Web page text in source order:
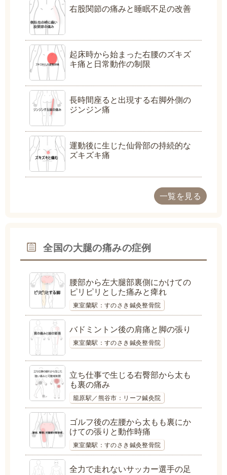
右股関節の痛みと睡眠不足の改善
起床時から始まった右腰のズキズ
キ痛と日常動作の制限
長時間座ると出現する右脚外側の
ジンジン痛
運動後に生じた仙骨部の持続的な
ズキズキ痛
一覧を見る
全国の大腿の痛みの症例
腰部から左大腿部裏側にかけての
ピリピリとした痛みと痺れ
東室蘭駅：すのさき鍼灸整骨院
バドミントン後の肩痛と脚の張り
東室蘭駅：すのさき鍼灸整骨院
立ち仕事で生じる右臀部から太も
も裏の痛み
籠原駅／熊谷市：リーフ鍼灸院
ゴルフ後の左腰から太もも裏にか
けての張りと動作時痛
東室蘭駅：すのさき鍼灸整骨院
全力で走れないサッカー選手の足